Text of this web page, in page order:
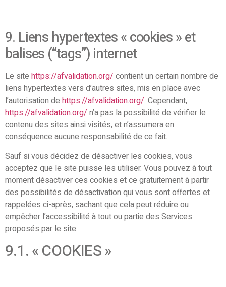
9. Liens hypertextes « cookies » et
balises (“tags”) internet
Le site https://afvalidation.org/ contient un certain nombre de
liens hypertextes vers d’autres sites, mis en place avec
l’autorisation de https://afvalidation.org/. Cependant,
https://afvalidation.org/ n’a pas la possibilité de vérifier le
contenu des sites ainsi visités, et n’assumera en
conséquence aucune responsabilité de ce fait.
Sauf si vous décidez de désactiver les cookies, vous
acceptez que le site puisse les utiliser. Vous pouvez à tout
moment désactiver ces cookies et ce gratuitement à partir
des possibilités de désactivation qui vous sont offertes et
rappelées ci-après, sachant que cela peut réduire ou
empêcher l’accessibilité à tout ou partie des Services
proposés par le site.
9.1. « COOKIES »